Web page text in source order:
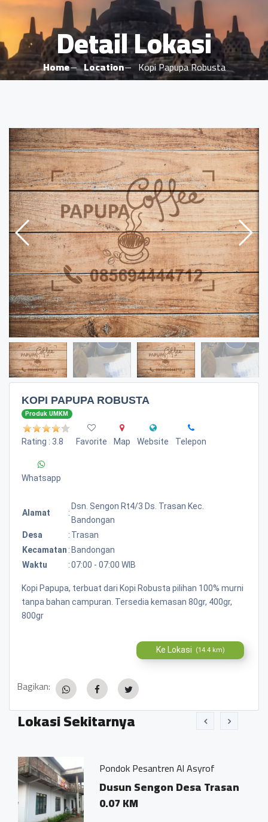
Detail Lokasi
Home Location Kopi Papupa Robusta
KOPI PAPUPA ROBUSTA
Produk UMKM
Rating : 3.8 Favorite Map Website Telepon
Whatsapp
Alamat :
Dsn. Sengon Rt4/3 Ds. Trasan Kec.
Bandongan
Desa
: Trasan
Kecamatan : Bandongan
Waktu
:07:00 - 07:00 WIB
Kopi Papupa, terbuat dari Kopi Robusta pilihan 100% murni
tanpa bahan campuran. Tersedia kemasan 80gr, 400gr,
800gr
Ke Lokasi (14.4 km)
Bagikan:
Lokasi Sekitarnya
Pondok Pesantren Al Asyrof
Dusun Sengon Desa Trasan
0.07 KM